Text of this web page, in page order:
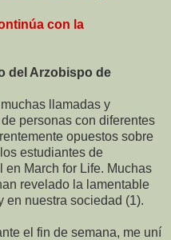
con la
del Arzobispo de
llamadas y
personas con diferentes
opuestos sobre
estudiantes de
March for Life. Muchas
revelado la lamentable
en nuestra sociedad (1).
el fin de semana, me uní